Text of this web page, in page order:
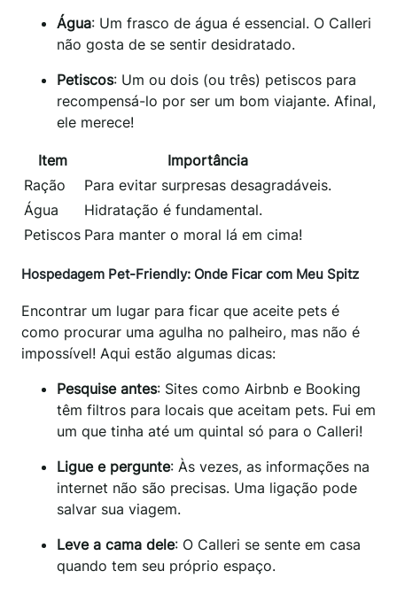
Água: Um frasco de água é essencial. O Calleri
não gosta de se sentir desidratado.
Petiscos: Um ou dois (ou três) petiscos para
recompensá-lo por ser um bom viajante. Afinal,
ele merece!
Item
Importância
Ração
Para evitar surpresas desagradáveis.
Água
Hidratação é fundamental.
Petiscos Para manter o moral lá em cima!
Hospedagem Pet-Friendly: Onde Ficar com Meu Spitz
Encontrar um lugar para ficar que aceite pets é
como procurar uma agulha no palheiro, mas não é
impossível! Aqui estão algumas dicas:
Pesquise antes: Sites como Airbnb e Booking
têm filtros para locais que aceitam pets. Fui em
um que tinha até um quintal só para o Calleri!
Ligue e pergunte: Às vezes, as informações na
internet não são precisas. Uma ligação pode
salvar sua viagem.
Leve a cama dele: O Calleri se sente em casa
quando tem seu próprio espaço.